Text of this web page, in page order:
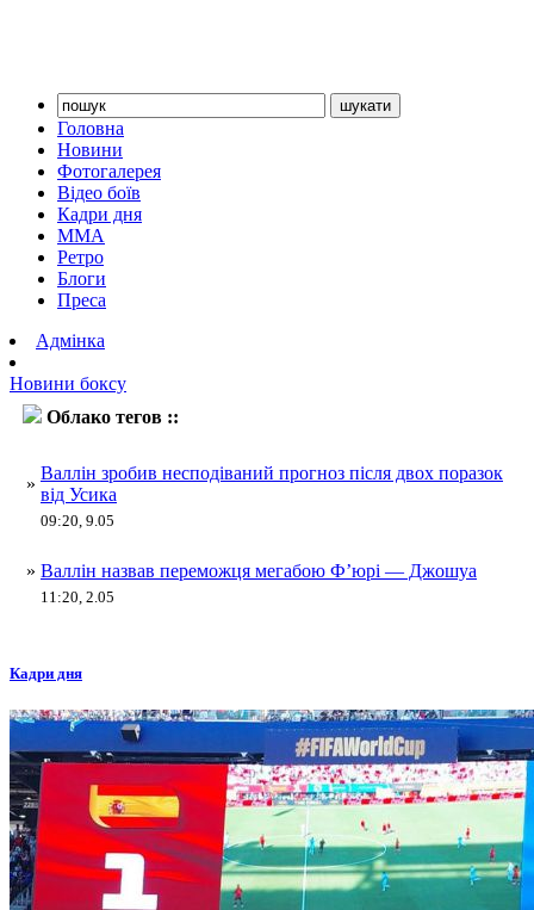
Головна
Новини
Фотогалерея
Відео боїв
Кадри дня
ММА
Ретро
Блоги
Преса
Адмінка
Новини боксу
Облако тегов ::
»
Валлін зробив несподіваний прогноз після двох поразок
від Усика
09:20, 9.05
» Валлін назвав переможця мегабою Ф’юрі — Джошуа
11:20, 2.05
Кадри дня